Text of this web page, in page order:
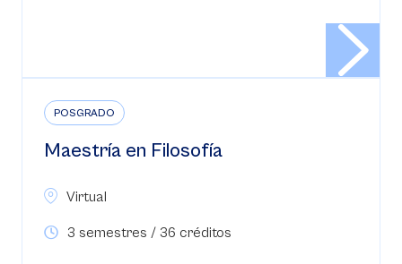
POSGRADO
Maestría en Filosofía
Virtual
3 semestres / 36 créditos